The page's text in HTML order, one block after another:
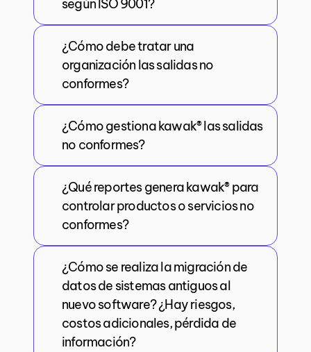
según ISO 9001?
¿Cómo debe tratar una
organización las salidas no
conformes?
¿Cómo gestiona kawak® las salidas
no conformes?
¿Qué reportes genera kawak® para
controlar productos o servicios no
conformes?
¿Cómo se realiza la migración de
datos de sistemas antiguos al
nuevo software? ¿Hay riesgos,
costos adicionales, pérdida de
información?